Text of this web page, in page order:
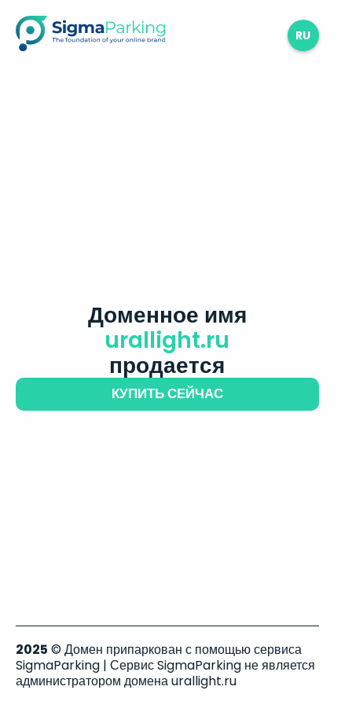
RU
Доменное имя
urallight.ru
продается
КУПИТЬ СЕЙЧАС
2025 © Домен припаркован с помощью сервиса
SigmaParking | Сервис SigmaParking не является
администратором домена urallight.ru